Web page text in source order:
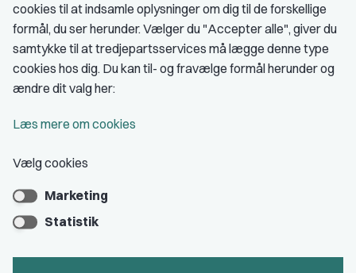
Medlemskab
Fordele som medlem
Kontingent
Bliv medlem
cookies til at indsamle oplysninger om dig til de forskellige
formål, du ser herunder. Vælger du "Accepter alle", giver du
samtykke til at tredjepartsservices må lægge denne type
cookies hos dig. Du kan til- og fravælge formål herunder og
ændre dit valg her:
Læs mere om cookies
Vælg cookies
Marketing
Statistik